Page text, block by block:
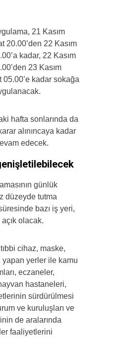
21 Kasım
20.00’den 22 Kasım
kadar, 22 Kasım
23 Kasım
kadar sokağa
hafta sonlarında da
alınıncaya kadar
edecek.
günlük
düzeyde tutma
bazı iş yeri,
olacak.
cihaz, maske,
yerler ile kamu
eczaneler,
hastaneleri,
sürdürülmesi
ve kuruluşları ve
de aralarında
faaliyetlerini